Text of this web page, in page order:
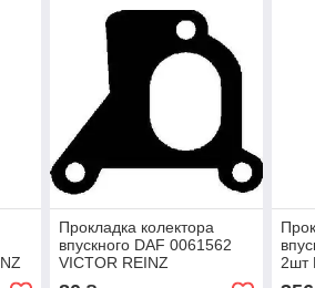
Прокладка колектора
впускного DAF 0061562
VICTOR REINZ
2шт